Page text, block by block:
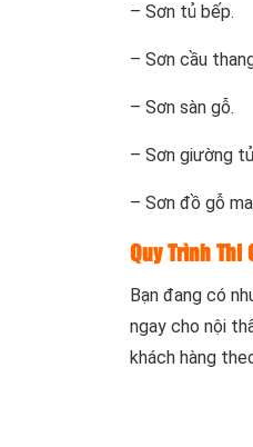
– Sơn tủ bếp.
– Sơn cầu
– Sơn sàn gỗ.
– Sơn giường
– Sơn đồ gỗ
Quy Trình Thi
Bạn đang có
ngay cho nội
khách hàng